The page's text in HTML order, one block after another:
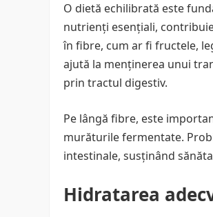
O dietă echilibrată este
nutrienți esențiali,
în fibre, cum ar fi fructele,
ajută la menținerea unui
prin tractul digestiv.
Pe lângă fibre, este
murăturile fermentate.
intestinale, susținând
Hidratarea